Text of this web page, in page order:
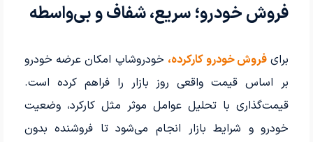
فروش خودرو؛ سریع، شفاف و بی‌واسطه
برایفروش خودرو کارکرده، خودروشاپ امکان عرضه خودرو
بر اساس قیمت واقعی روز بازار را فراهم کرده است.
قیمت‌گذاری با تحلیل عوامل موثر مثل کارکرد، وضعیت
خودرو و شرایط بازار انجام می‌شود تا فروشنده بدون